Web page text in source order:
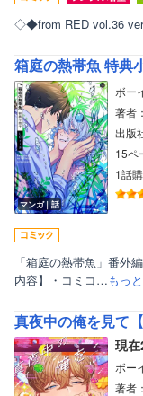
◇◆from RED vol.36
箱庭の熱帯魚 特典
マンガ｜話
ボー
著者
出版
15ペ
1話
「箱庭の熱帯魚」番外
内容】・コミコ…もっ
真夜中の俺を見て
現
ボー
著者